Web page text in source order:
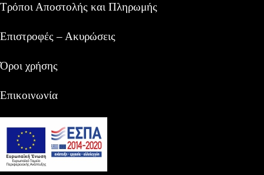
Τρόποι Αποστολής και Πληρωμής
Επιστροφές – Ακυρώσεις
Όροι χρήσης
Επικοινωνία